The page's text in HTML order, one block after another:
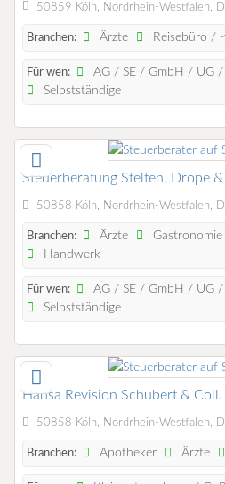
50859 Köln, Nordrhein-Westfalen,
Branchen: Ärzte Reisebüro /
Für wen: AG / SE / GmbH / UG /
Selbstständige
Steuerberatung Stelten, Drope
50858 Köln, Nordrhein-Westfalen,
Branchen: Ärzte
Handwerk
Für wen: AG / SE / GmbH / UG /
Selbstständige
Hansa Revision Schubert & Coll.
50858 Köln, Nordrhein-Westfalen,
Branchen: Apotheker Ärzte